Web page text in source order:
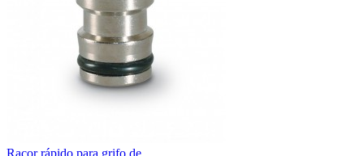
Racor rápido para grifo de...